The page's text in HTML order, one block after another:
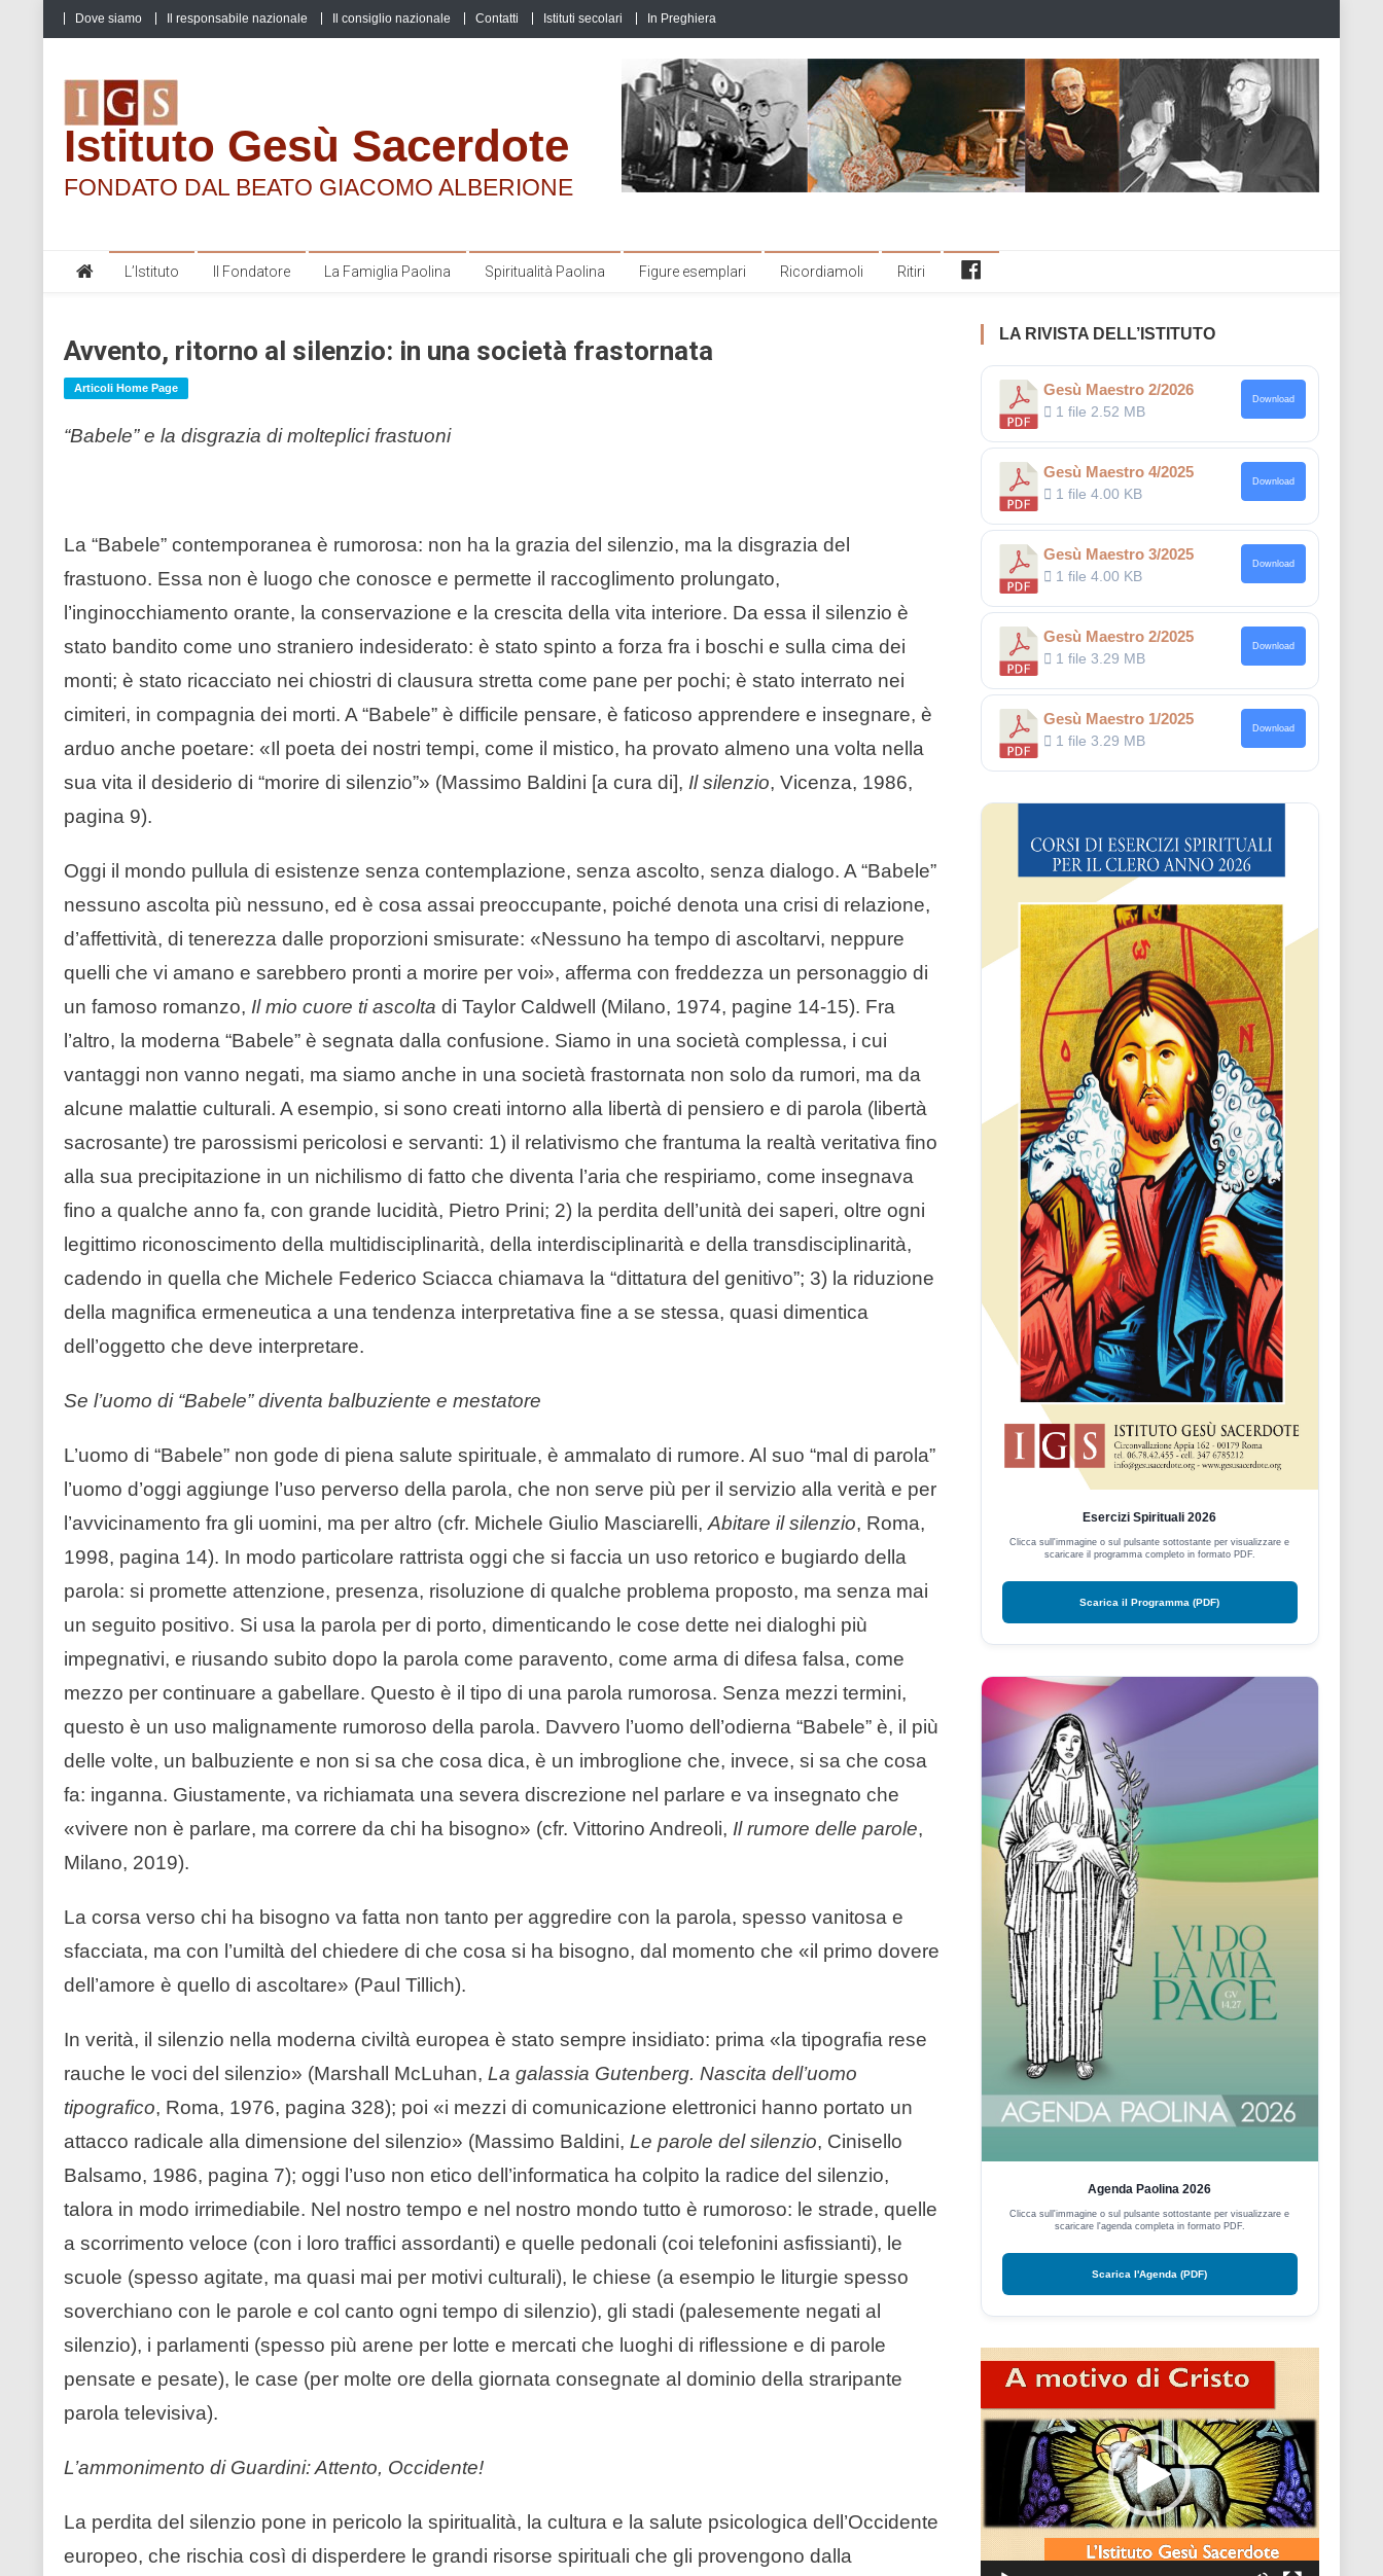
Skip
to
Dove siamo Il responsabile nazionale Il consiglio nazionale Contatti Istituti secolari In Preghiera
Istituto Gesù Sacerdote
FONDATO DAL BEATO GIACOMO ALBERIONE
L’Istituto Il Fondatore La Famiglia Paolina Spiritualità Paolina Figure esemplari Ricordiamoli Ritiri
Avvento, ritorno al silenzio: in una società frastornata
Articoli Home Page
“Babele” e la disgrazia di molteplici frastuoni
La “Babele” contemporanea è rumorosa: non ha la grazia del silenzio, ma la disgrazia del
frastuono. Essa non è luogo che conosce e permette il raccoglimento prolungato,
l’inginocchiamento orante, la conservazione e la crescita della vita interiore. Da essa il silenzio è
stato bandito come uno straniero indesiderato: è stato spinto a forza fra i boschi e sulla cima dei
monti; è stato ricacciato nei chiostri di clausura stretta come pane per pochi; è stato interrato nei
cimiteri, in compagnia dei morti. A “Babele” è difficile pensare, è faticoso apprendere e insegnare, è
arduo anche poetare: «Il poeta dei nostri tempi, come il mistico, ha provato almeno una volta nella
sua vita il desiderio di “morire di silenzio”» (Massimo Baldini [a cura di], Il silenzio, Vicenza, 1986,
pagina 9).
Oggi il mondo pullula di esistenze senza contemplazione, senza ascolto, senza dialogo. A “Babele”
nessuno ascolta più nessuno, ed è cosa assai preoccupante, poiché denota una crisi di relazione,
d’affettività, di tenerezza dalle proporzioni smisurate: «Nessuno ha tempo di ascoltarvi, neppure
quelli che vi amano e sarebbero pronti a morire per voi», afferma con freddezza un personaggio di
un famoso romanzo, Il mio cuore ti ascolta di Taylor Caldwell (Milano, 1974, pagine 14-15). Fra
l’altro, la moderna “Babele” è segnata dalla confusione. Siamo in una società complessa, i cui
vantaggi non vanno negati, ma siamo anche in una società frastornata non solo da rumori, ma da
alcune malattie culturali. A esempio, si sono creati intorno alla libertà di pensiero e di parola (libertà
sacrosante) tre parossismi pericolosi e servanti: 1) il relativismo che frantuma la realtà veritativa fino
alla sua precipitazione in un nichilismo di fatto che diventa l’aria che respiriamo, come insegnava
fino a qualche anno fa, con grande lucidità, Pietro Prini; 2) la perdita dell’unità dei saperi, oltre ogni
legittimo riconoscimento della multidisciplinarità, della interdisciplinarità e della transdisciplinarità,
cadendo in quella che Michele Federico Sciacca chiamava la “dittatura del genitivo”; 3) la riduzione
della magnifica ermeneutica a una tendenza interpretativa fine a se stessa, quasi dimentica
dell’oggetto che deve interpretare.
Se l’uomo di “Babele” diventa balbuziente e mestatore
L’uomo di “Babele” non gode di piena salute spirituale, è ammalato di rumore. Al suo “mal di parola”
l’uomo d’oggi aggiunge l’uso perverso della parola, che non serve più per il servizio alla verità e per
l’avvicinamento fra gli uomini, ma per altro (cfr. Michele Giulio Masciarelli, Abitare il silenzio, Roma,
1998, pagina 14). In modo particolare rattrista oggi che si faccia un uso retorico e bugiardo della
parola: si promette attenzione, presenza, risoluzione di qualche problema proposto, ma senza mai
un seguito positivo. Si usa la parola per di porto, dimenticando le cose dette nei dialoghi più
impegnativi, e riusando subito dopo la parola come paravento, come arma di difesa falsa, come
mezzo per continuare a gabellare. Questo è il tipo di una parola rumorosa. Senza mezzi termini,
questo è un uso malignamente rumoroso della parola. Davvero l’uomo dell’odierna “Babele” è, il più
delle volte, un balbuziente e non si sa che cosa dica, è un imbroglione che, invece, si sa che cosa
fa: inganna. Giustamente, va richiamata una severa discrezione nel parlare e va insegnato che
«vivere non è parlare, ma correre da chi ha bisogno» (cfr. Vittorino Andreoli, Il rumore delle parole,
Milano, 2019).
La corsa verso chi ha bisogno va fatta non tanto per aggredire con la parola, spesso vanitosa e
sfacciata, ma con l’umiltà del chiedere di che cosa si ha bisogno, dal momento che «il primo dovere
dell’amore è quello di ascoltare» (Paul Tillich).
In verità, il silenzio nella moderna civiltà europea è stato sempre insidiato: prima «la tipografia rese
rauche le voci del silenzio» (Marshall McLuhan, La galassia Gutenberg. Nascita dell’uomo
tipografico, Roma, 1976, pagina 328); poi «i mezzi di comunicazione elettronici hanno portato un
attacco radicale alla dimensione del silenzio» (Massimo Baldini, Le parole del silenzio, Cinisello
Balsamo, 1986, pagina 7); oggi l’uso non etico dell’informatica ha colpito la radice del silenzio,
talora in modo irrimediabile. Nel nostro tempo e nel nostro mondo tutto è rumoroso: le strade, quelle
a scorrimento veloce (con i loro traffici assordanti) e quelle pedonali (coi telefonini asfissianti), le
scuole (spesso agitate, ma quasi mai per motivi culturali), le chiese (a esempio le liturgie spesso
soverchiano con le parole e col canto ogni tempo di silenzio), gli stadi (palesemente negati al
silenzio), i parlamenti (spesso più arene per lotte e mercati che luoghi di riflessione e di parole
pensate e pesate), le case (per molte ore della giornata consegnate al dominio della straripante
parola televisiva).
L’ammonimento di Guardini: Attento, Occidente!
La perdita del silenzio pone in pericolo la spiritualità, la cultura e la salute psicologica dell’Occidente
europeo, che rischia così di disperdere le grandi risorse spirituali che gli provengono dalla
LA RIVISTA DELL’ISTITUTO
Gesù Maestro 2/2026
1 file 2.52 MB
Download
Gesù Maestro 4/2025
1 file4.00 KB
Download
Gesù Maestro 3/2025
1 file4.00 KB
Download
Gesù Maestro 2/2025
1 file3.29 MB
Download
Gesù Maestro 1/2025
1 file3.29 MB
Download
Esercizi Spirituali 2026
Clicca sull'immagine o sul pulsante sottostante per visualizzare e
scaricare il programma completo in formato PDF.
Scarica il Programma (PDF)
Agenda Paolina 2026
Clicca sull'immagine o sul pulsante sottostante per visualizzare e
scaricare l'agenda completa in formato PDF.
Scarica l'Agenda (PDF)
Video
Player